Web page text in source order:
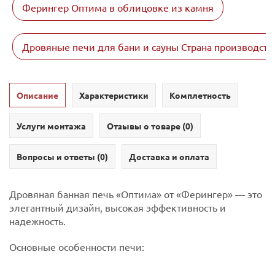
Ферингер Оптима в облицовке из камня
Дровяные печи для бани и сауны Страна
Описание Характеристики Комплетность
Услуги монтажа Отзывы о товаре (0)
Вопросы и ответы (0) Доставка и оплата
Дровяная банная печь «Оптима» от «Ферингер» — это
элегантный дизайн, высокая эффективность и
надежность.
Основные особенности печи: